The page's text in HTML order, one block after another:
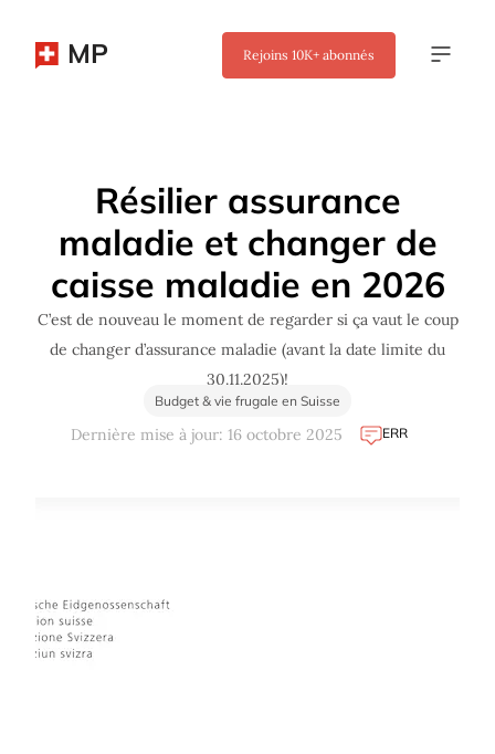
MP Rejoins 10K+ abonnés
Résilier assurance
maladie et changer de
caisse maladie en 2026
C’est de nouveau le moment de regarder si ça vaut le coup
de changer d’assurance maladie (avant la date limite du
30.11.2025)!
Budget & vie frugale en Suisse
Dernière mise à jour: 16 octobre 2025 ERR